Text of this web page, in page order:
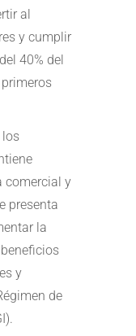
al
y cumplir
40% del
los
comercial y
presenta
la
y
de